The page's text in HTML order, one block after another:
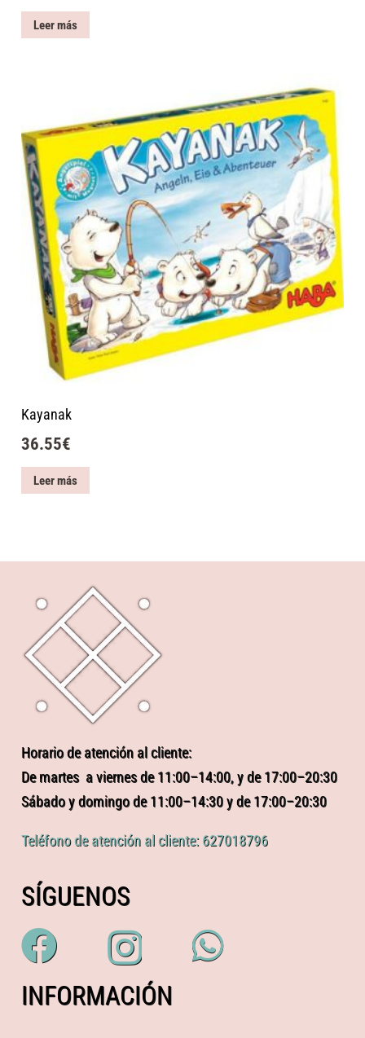
Leer más
Kayanak
36.55€
Leer más
Horario de atención al cliente:
De martes a viernes de 11:00–14:00, y de 17:00–20:30
Sábado y domingo de 11:00–14:30 y de 17:00–20:30
Teléfono de atención al cliente: 627018796
SÍGUENOS
INFORMACIÓN